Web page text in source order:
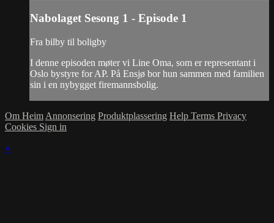
Nabolaget Sesong 1 - Episode 1
Fra bilby til boligby
I denne episoden møter vi Line Oma, som er representant i
Oslo bystyre for AP. På Ensjø bor hun sammen med familien
sin i en nybygget firemannsbolig.
Om Heim Annonsering Produktplassering Help Terms Privacy
Cookies Sign in
×